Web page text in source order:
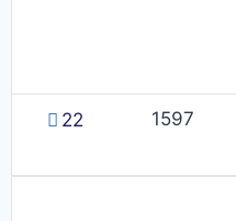
22 1597